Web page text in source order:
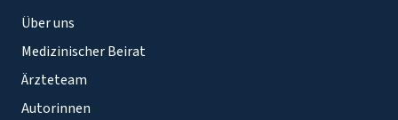
Über uns
Medizinischer Beirat
Ärzteteam
Autorinnen